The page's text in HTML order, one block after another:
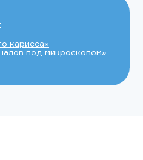
кариеса»
под микроскопом»